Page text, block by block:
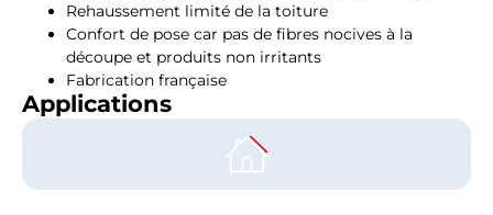
Rehaussement limité de la toiture
Confort de pose car pas de fibres nocives à la
découpe et produits non irritants
Fabrication française
Applications